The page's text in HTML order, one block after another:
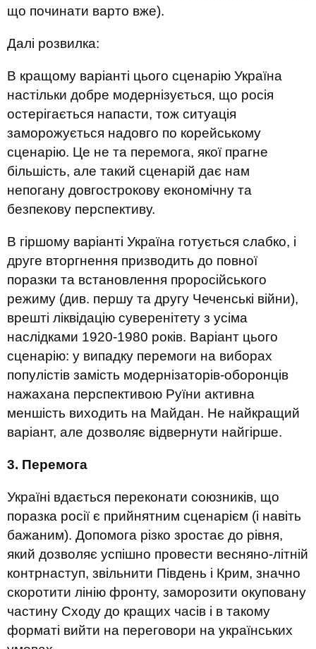
що починати варто вже).
Далі розвилка:
В кращому варіанті цього сценарію Україна
настільки добре модернізується, що росія
остерігається напасти, тож ситуація
заморожується надовго по корейському
сценарію. Це не та перемога, якої прагне
більшість, але такий сценарій дає нам
непогану довгострокову економічну та
безпекову перспективу.
В гіршому варіанті Україна готується слабко, і
друге вторгнення призводить до повної
поразки та встановлення проросійського
режиму (див. першу та другу Чеченські війни),
врешті ліквідацію суверенітету з усіма
наслідками 1920-1980 років. Варіант цього
сценарію: у випадку перемоги на виборах
популістів замість модернізаторів-оборонців
нажахана перспективою Руїни активна
меншість виходить на Майдан. Не найкращий
варіант, але дозволяє відвернути найгірше.
3. Перемога
Україні вдається переконати союзників, що
поразка росії є прийнятним сценарієм (і навіть
бажаним). Допомога різко зростає до рівня,
який дозволяє успішно провести весняно-літній
контрнаступ, звільнити Південь і Крим, значно
скоротити лінію фронту, заморозити окуповану
частину Сходу до кращих часів і в такому
форматі вийти на переговори на українських